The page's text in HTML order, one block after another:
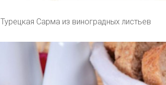
Турецкая Сарма из виноградных листьев